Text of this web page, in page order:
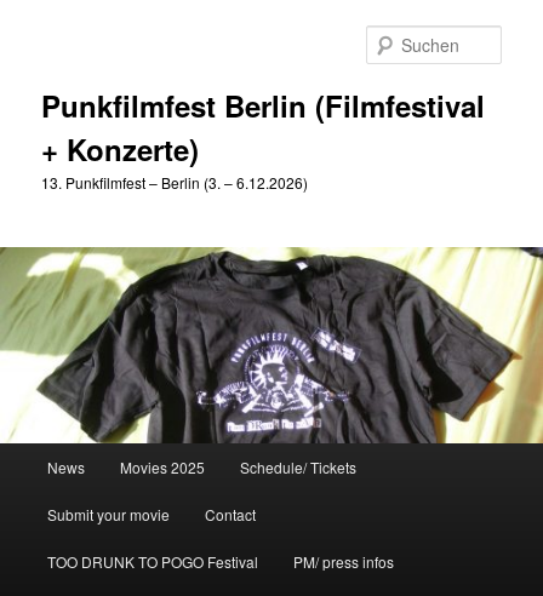
Punkfilmfest Berlin (Filmfestival
+ Konzerte)
13. Punkfilmfest – Berlin (3. – 6.12.2026)
News Movies 2025 Schedule/ Tickets
Submit your movie Contact
TOO DRUNK TO POGO Festival PM/ press infos